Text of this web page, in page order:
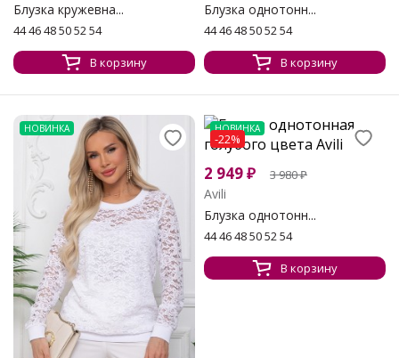
Блузка кружевна...
44 46 48 50 52 54
В корзину
Блузка однотонн...
44 46 48 50 52 54
В корзину
НОВИНКА НОВИНКА
-22%
2 949₽ 3 980₽
Avili
Блузка однотонн...
44 46 48 50 52 54
В корзину